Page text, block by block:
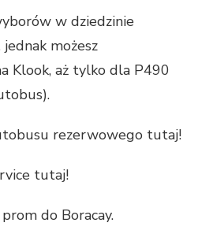
w dziedzinie
możesz
Klook, aż tylko dla P490
rezerwowego tutaj!
tutaj!
do Boracay.